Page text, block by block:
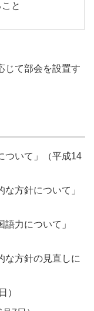
と
じて部会を設置す
ついて」（平成14
な方針について」
語力について」
な方針の見直しに
）